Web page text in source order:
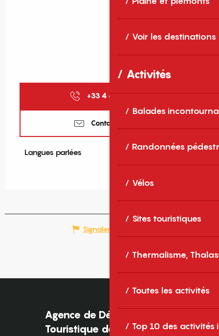
Voir les destinations
Activités
Balades
Randonnées
Vélos
Sites touristiques
Thermalisme,
Toutes les activités
Top 10 des activités
+33 4 68 86 72▒▒
Contactez-nous
Langues parlées
Langues parlées
Signaler une erreur
Agence de Développement
Touristique des Pyrénées-